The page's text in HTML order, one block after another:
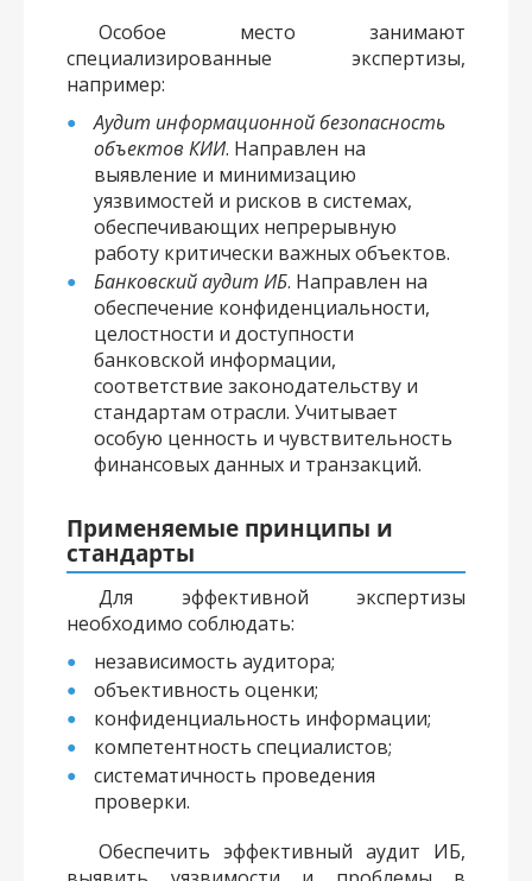
Особое место занимают
специализированные экспертизы,
например:
Аудит информационной безопасность
объектов КИИ. Направлен на
выявление и минимизацию
уязвимостей и рисков в системах,
обеспечивающих непрерывную
работу критически важных объектов.
Банковский аудит ИБ. Направлен на
обеспечение конфиденциальности,
целостности и доступности
банковской информации,
соответствие законодательству и
стандартам отрасли. Учитывает
особую ценность и чувствительность
финансовых данных и транзакций.
Применяемые принципы и
стандарты
Для эффективной экспертизы
необходимо соблюдать:
независимость аудитора;
объективность оценки;
конфиденциальность информации;
компетентность специалистов;
систематичность проведения
проверки.
Обеспечить эффективный аудит ИБ,